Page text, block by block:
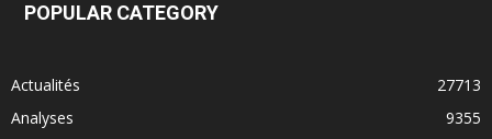
POPULAR CATEGORY
Actualités
27713
Analyses
9355